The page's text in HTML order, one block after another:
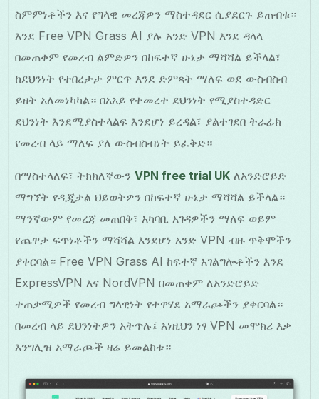
ስምምነቶችን እና የግላዊ መረጃዎን ማስተዳደር ሲያደርጉ ይጠብቁ።
እንደ Free VPN Grass AI ያሉ አንድ VPN እንደ ዳላላ
በመጠቀም የመረብ ልምድዎን በከፍተኛ ሁኔታ ማሻሻል ይችላል፣
ከደህንነት የተበረታታ ምርጥ እንደ ድምጻት ማለፍ ወደ ውስብስብ
ይዘት አለመነካካል። በአአይ የተመረተ ደህንነት የሚያስተዳድር
ደህንነት እንደሚያስተላልፍ እንደሆነ ይረዳል፣ ያልተገደበ ትራፊክ
የመረብ ላይ ማለፍ ያለ ውስብስብነት ይፈቅድ።
በማስተላለፍ፣ ትክክለኛውንVPN free trial UK ለአንድሮይድ
ማግኘት የዲጂታል ህይወትዎን በከፍተኛ ሁኔታ ማሻሻል ይችላል።
ማንኛውም የመረጃ መጠበቅ፣ አካባቢ አገዳዎችን ማለፍ ወይም
የጨዋታ ፍጥነቶችን ማሻሻል እንደሆነ አንድ VPN ብዙ ጥቅሞችን
ያቀርባል። Free VPN Grass AI ከፍተኛ አገልግሎቶችን እንደ
ExpressVPN እና NordVPN በመጠቀም ለአንድሮይድ
ተጠቃሚዎች የመረብ ግላዊነት የተዋሃደ አማራጮችን ያቀርባል።
በመረብ ላይ ደህንነትዎን አትጥሉ፤ እነዚህን ነፃ VPN መሞክሪ እቃ
እንግሊዝ አማራጮች ዛሬ ይመልከቱ።